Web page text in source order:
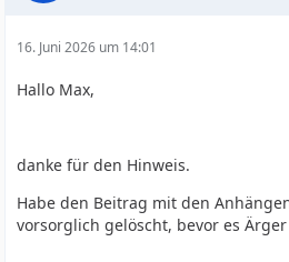
16. Juni 2026 um 14:01
Hallo Max,
danke für den Hinweis.
Habe den Beitrag mit den
vorsorglich gelöscht, bevor es